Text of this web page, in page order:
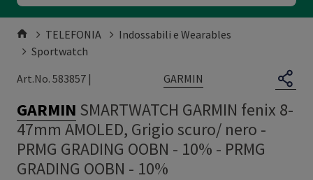
TELEFONIA
Indossabili e Wearables
Sportwatch
Art.No. 583857 |
GARMIN
GARMIN SMARTWATCH GARMIN fenix 8-
47mm AMOLED, Grigio scuro/ nero -
PRMG GRADING OOBN - 10% - PRMG
GRADING OOBN - 10%